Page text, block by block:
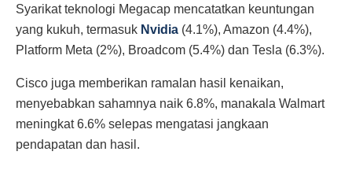
Syarikat teknologi Megacap mencatatkan keuntungan
yang kukuh, termasuk Nvidia (4.1%), Amazon (4.4%),
Platform Meta (2%), Broadcom (5.4%) dan Tesla (6.3%).
Cisco juga memberikan ramalan hasil kenaikan,
menyebabkan sahamnya naik 6.8%, manakala Walmart
meningkat 6.6% selepas mengatasi jangkaan
pendapatan dan hasil.